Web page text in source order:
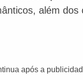
além dos
após a